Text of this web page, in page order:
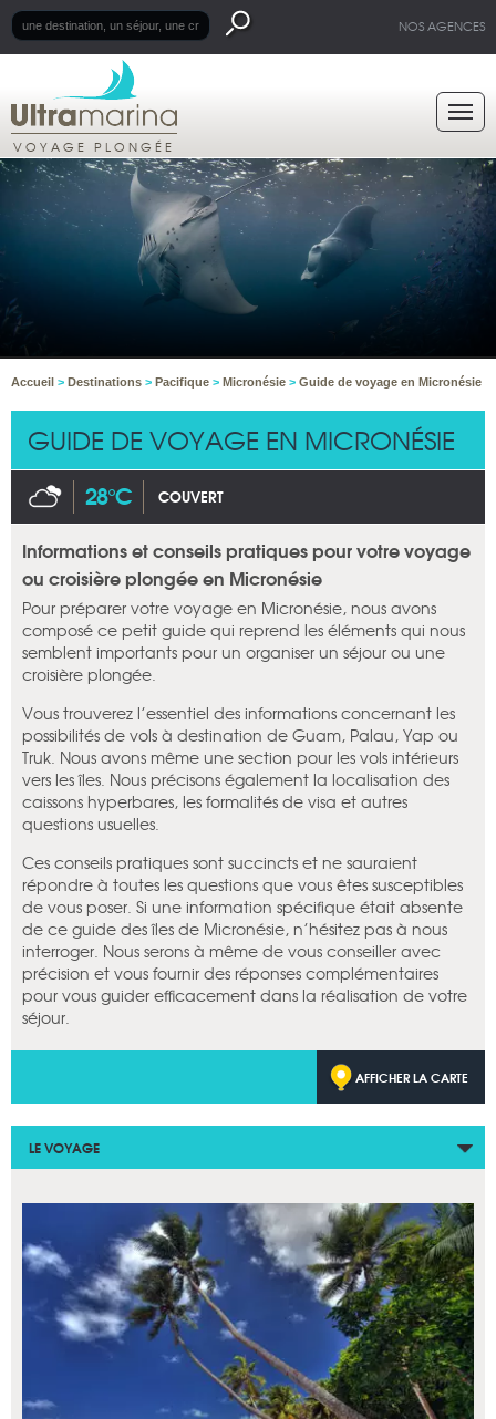
NOS AGENCES
VOYAGE PLONGÉE
Accueil > Destinations > Pacifique > Micronésie > Guide de voyage en Micronésie
GUIDE DE VOYAGE EN MICRONÉSIE
28°C COUVERT
Informations et conseils pratiques pour votre voyage
ou croisière plongée en Micronésie
Pour préparer votre voyage en Micronésie, nous avons
composé ce petit guide qui reprend les éléments qui nous
semblent importants pour un organiser un séjour ou une
croisière plongée.
Vous trouverez l’essentiel des informations concernant les
possibilités de vols à destination de Guam, Palau, Yap ou
Truk. Nous avons même une section pour les vols intérieurs
vers les îles. Nous précisons également la localisation des
caissons hyperbares, les formalités de visa et autres
questions usuelles.
Ces conseils pratiques sont succincts et ne sauraient
répondre à toutes les questions que vous êtes susceptibles
de vous poser. Si une information spécifique était absente
de ce guide des îles de Micronésie, n’hésitez pas à nous
interroger. Nous serons à même de vous conseiller avec
précision et vous fournir des réponses complémentaires
pour vous guider efficacement dans la réalisation de votre
séjour.
AFFICHER LA CARTE
LE VOYAGE